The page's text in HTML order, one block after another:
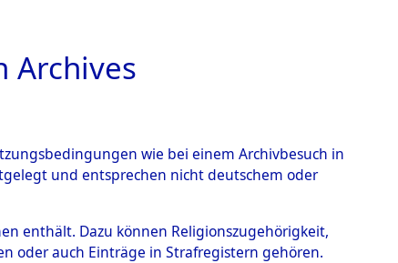
Archives
wie bei einem Archivbesuch in
und entsprechen nicht deutschem oder
enthält. Dazu können Religionszugehörigkeit,
oder auch Einträge in Strafregistern gehören.